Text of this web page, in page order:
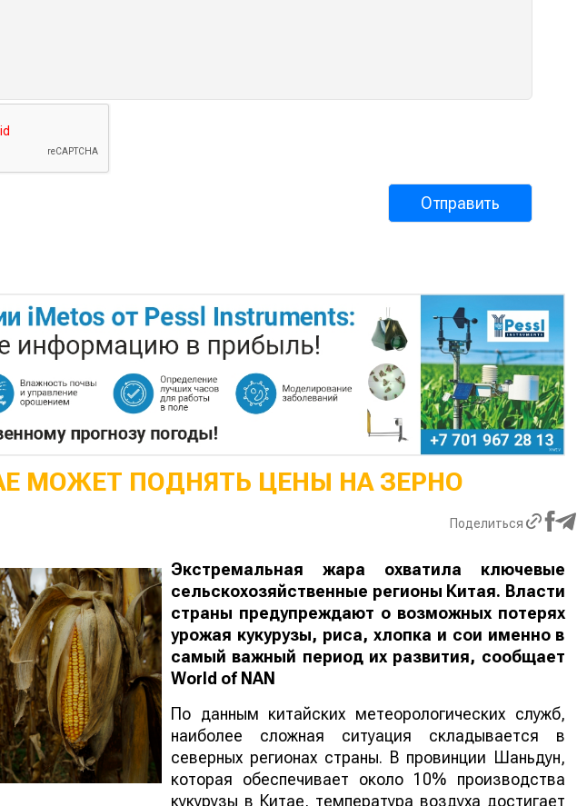
МОЖЕТ ПОДНЯТЬ ЦЕНЫ НА ЗЕРНО
Поделиться
Экстремальная жара охватила ключевые
сельскохозяйственные регионы Китая. Власти
страны предупреждают о возможных потерях
урожая кукурузы, риса, хлопка и сои именно в
самый важный период их развития, сообщает
World of NAN
По данным китайских метеорологических служб,
наиболее сложная ситуация складывается в
северных регионах страны. В провинции Шаньдун,
которая обеспечивает около 10% производства
кукурузы в Китае, температура воздуха достигает